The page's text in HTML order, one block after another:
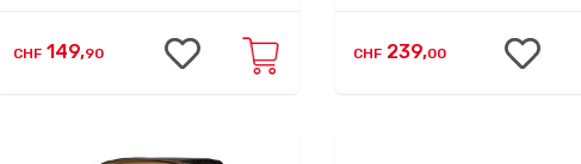
CHF 149,90 CHF239,00